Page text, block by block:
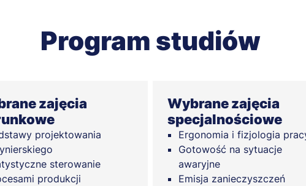
Program studiów
zajęcia
projektowania
sterowanie
produkcji
Wybrane zajęcia
specjalnościowe
Ergonomia i fizjologia
Gotowość na sytuacje
awaryjne
Emisja zanieczyszczeń